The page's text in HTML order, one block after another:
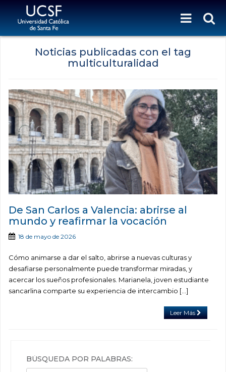
Noticias publicadas con el tag
multiculturalidad
De San Carlos a Valencia: abrirse al
mundo y reafirmar la vocación
18 de mayo de 2026
Cómo animarse a dar el salto, abrirse a nuevas culturas y
desafiarse personalmente puede transformar miradas, y
acercar los sueños profesionales. Marianela, joven estudiante
sancarlina comparte su experiencia de intercambio […]
Leer Más
BÚSQUEDA POR PALABRAS: